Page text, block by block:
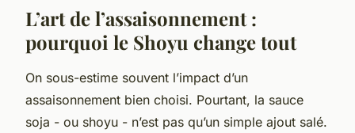
L’art de l’assaisonnement :
pourquoi le Shoyu change tout
On sous-estime souvent l’impact d’un
assaisonnement bien choisi. Pourtant, la sauce
soja - ou shoyu - n’est pas qu’un simple ajout salé.